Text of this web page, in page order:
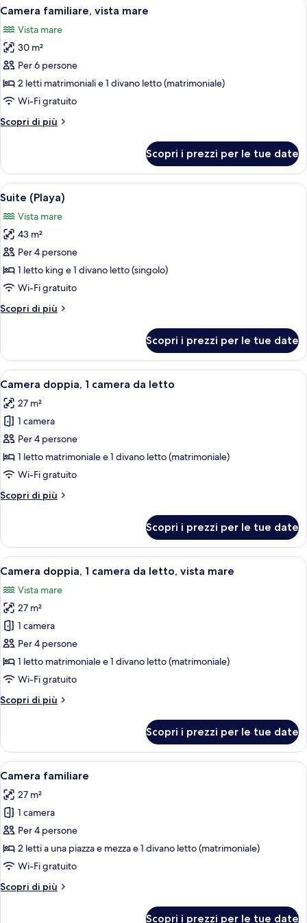
tutte
le
foto
per
Camera
familiare,
mare
5
Camera familiare, vista mare
Vista mare
30 m²
Per 6 persone
2 letti matrimoniali e 1 divano letto (matrimoniale)
Wi-Fi gratuito
Scopri di più
Altri
familiare,
vista
mare
Scopri i prezzi per le tue date
Apri
tutte
le
foto
per
Suite
(Playa)
Vista di una spiaggia con un patio
12
Suite (Playa)
Vista mare
43 m²
Per 4 persone
1 letto king e 1 divano letto (singolo)
Wi-Fi gratuito
Scopri di più
Altri
(Playa)
Scopri i prezzi per le tue date
Apri
tutte
le
foto
per
Camera
doppia,
camera
Una camera d'albergo con un letto
1
Camera doppia, 1 camera da letto
27 m²
1 camera
Per 4 persone
1 letto matrimoniale e 1 divano letto (matrimoniale)
Wi-Fi gratuito
Scopri di più
Altri
doppia,
camera
letto
Scopri i prezzi per le tue date
Apri
tutte
le
foto
per
Camera
doppia,
1
camera
da
mare
Una camera d'albergo con un letto
1
Camera doppia, 1 camera da letto, vista mare
Vista mare
27 m²
1 camera
Per 4 persone
1 letto matrimoniale e 1 divano letto (matrimoniale)
Wi-Fi gratuito
Scopri di più
Altri
doppia,
camera
letto,
vista
Scopri i prezzi per le tue date
Apri
tutte
le
foto
per
Camera
familiare
Una camera d'albergo moderna
1
Camera familiare
27 m²
1 camera
Per 4 persone
2 letti a una piazza e mezza e 1 divano letto (matrimoniale)
Wi-Fi gratuito
Scopri di più
Altri
Scopri i prezzi per le tue date